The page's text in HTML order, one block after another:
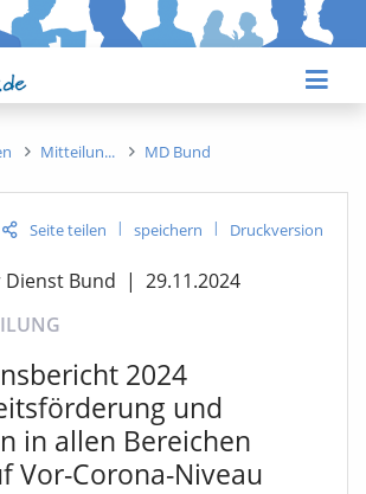
Mitteilun MD Bund
Seite teilen | speichern | Druckversion
Bund | 29.11.2024
2024
und
in allen Bereichen
Vor-Corona-Niveau